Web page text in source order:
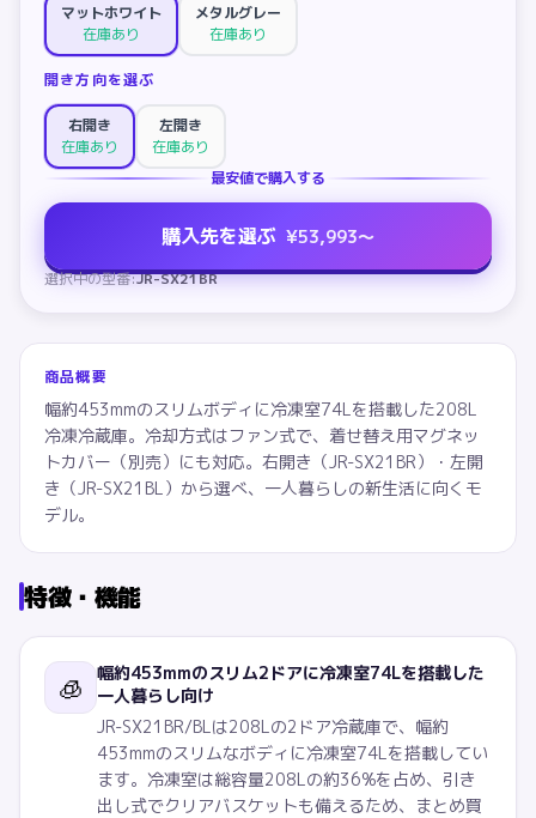
マットホワイト
在庫あり
メタルグレー
在庫あり
開き方向を選ぶ
右開き
在庫あり
左開き
在庫あり
最安値で購入する
購入先を選ぶ ¥53,993〜
選択中の型番:JR-SX21BR
商品概要
幅約453mmのスリムボディに冷凍室74Lを搭載した208L
冷凍冷蔵庫。冷却方式はファン式で、着せ替え用マグネッ
トカバー（別売）にも対応。右開き（JR-SX21BR）・左開
き（JR-SX21BL）から選べ、一人暮らしの新生活に向くモ
デル。
特徴・機能
🧊
幅約453mmのスリム2ドアに冷凍室74Lを搭載した
一人暮らし向け
JR-SX21BR/BLは208Lの2ドア冷蔵庫で、幅約
453mmのスリムなボディに冷凍室74Lを搭載してい
ます。冷凍室は総容量208Lの約36%を占め、引き
出し式でクリアバスケットも備えるため、まとめ買